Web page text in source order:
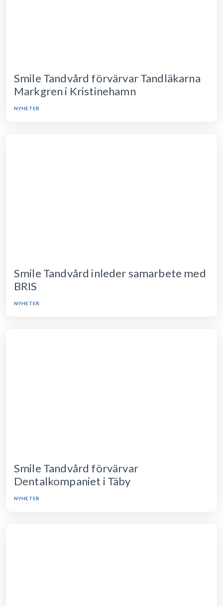
Smile Tandvård förvärvar Tandläkarna
Markgren i Kristinehamn
NYHETER
Smile Tandvård inleder samarbete med
BRIS
NYHETER
Smile Tandvård förvärvar
Dentalkompaniet i Täby
NYHETER